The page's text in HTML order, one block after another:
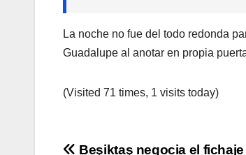
La noche no fue del todo redonda
Guadalupe al anotar en propia
(Visited 71 times, 1 visits today)
Beşiktaş negocia el